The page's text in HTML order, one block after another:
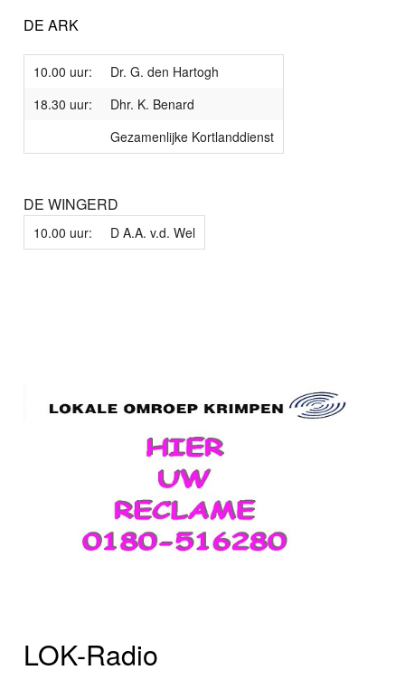
DE ARK
10.00 uur:
Dr. G. den Hartogh
18.30 uur:
Dhr. K. Benard
Gezamenlijke Kortlanddienst
DE WINGERD
10.00 uur: D A.A. v.d. Wel
LOK-Radio